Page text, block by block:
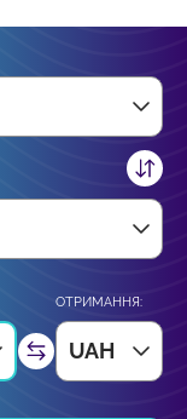
ОТРИМАННЯ:
UAH